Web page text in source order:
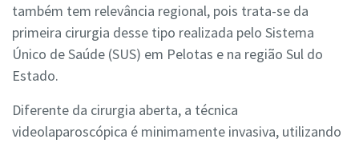
também tem relevância regional, pois trata-se da
primeira cirurgia desse tipo realizada pelo Sistema
Único de Saúde (SUS) em Pelotas e na região Sul do
Estado.
Diferente da cirurgia aberta, a técnica
videolaparoscópica é minimamente invasiva, utilizando